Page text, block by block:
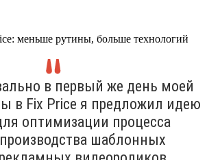
в первый же день моей
в Fix Price я предложил идею
оптимизации процесса
производства шаблонных